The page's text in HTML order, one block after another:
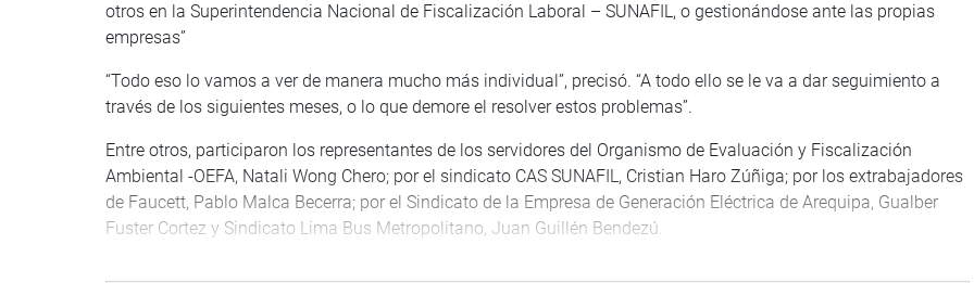
otros en la Superintendencia Nacional de Fiscalización Laboral – SUNAFIL, o gestionándose ante las propias
empresas”
“Todo eso lo vamos a ver de manera mucho más individual”, precisó. “A todo ello se le va a dar seguimiento a
través de los siguientes meses, o lo que demore el resolver estos problemas”.
Entre otros, participaron los representantes de los servidores del Organismo de Evaluación y Fiscalización
Ambiental -OEFA, Natali Wong Chero; por el sindicato CAS SUNAFIL, Cristian Haro Zúñiga; por los extrabajadores
de Faucett, Pablo Malca Becerra; por el Sindicato de la Empresa de Generación Eléctrica de Arequipa, Gualber
Fuster Cortez y Sindicato Lima Bus Metropolitano, Juan Guillén Bendezú.